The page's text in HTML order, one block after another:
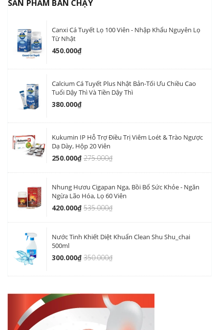
SẢN PHẨM BÁN CHẠY
Canxi Cá Tuyết Lọ 100 Viên - Nhập Khẩu Nguyên Lọ
Từ Nhật
450.000₫
Calcium Cá Tuyết Plus Nhật Bản-Tối Ưu Chiều Cao
Tuổi Dậy Thì Và Tiền Dậy Thì
380.000₫
Kukumin IP Hỗ Trợ Điều Trị Viêm Loét & Trào Ngược
Dạ Dày, Hộp 20 Viên
250.000₫ 275.000₫
Nhung Hươu Cigapan Nga, Bồi Bổ Sức Khỏe - Ngăn
Ngừa Lão Hóa, Lọ 60 Viên
420.000₫ 535.000₫
Nước Tinh Khiết Diệt Khuẩn Clean Shu Shu_chai
500ml
300.000₫ 350.000₫